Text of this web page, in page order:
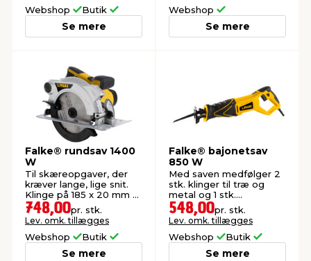
Webshop Butik
Se mere
Webshop
Se mere
Falke® rundsav 1400
W
Til skæreopgaver, der
kræver lange, lige snit.
Klinge på 185 x 20 mm -
24 tænder.
748,00pr. stk.
Lev. omk. tillægges
Webshop Butik
Se mere
Falke® bajonetsav
850 W
Med saven medfølger 2
stk. klinger til træ og
metal og 1 stk.
sekskantnøgle.
548,00pr. stk.
Lev. omk. tillægges
Webshop Butik
Se mere